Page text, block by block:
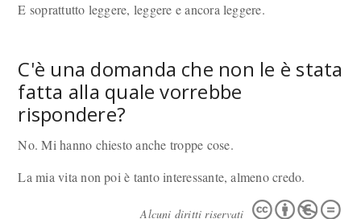
E soprattutto leggere, leggere e ancora leggere.
C'è una domanda che non le è stata
fatta alla quale vorrebbe
rispondere?
No. Mi hanno chiesto anche troppe cose.
La mia vita non poi è tanto interessante, almeno credo.
Alcuni diritti riservati